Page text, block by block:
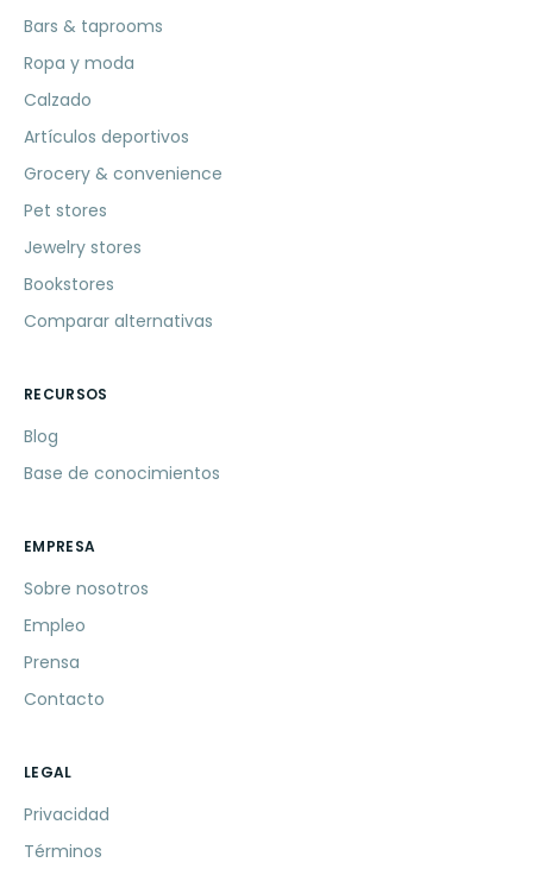
Bars & taprooms
Ropa y moda
Calzado
Artículos deportivos
Grocery & convenience
Pet stores
Jewelry stores
Bookstores
Comparar alternativas
RECURSOS
Blog
Base de conocimientos
EMPRESA
Sobre nosotros
Empleo
Prensa
Contacto
LEGAL
Privacidad
Términos